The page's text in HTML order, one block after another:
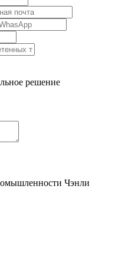
решение
Чэнли